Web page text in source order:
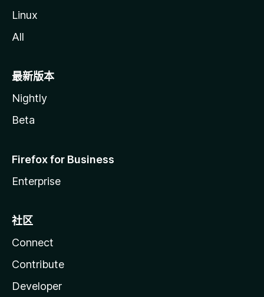
Linux
All
最新版本
Nightly
Beta
Firefox for Business
Enterprise
社区
Connect
Contribute
Developer